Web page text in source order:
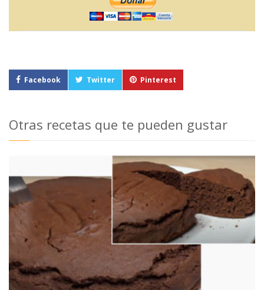
Facebook Twitter Pinterest
Otras recetas que te pueden gustar